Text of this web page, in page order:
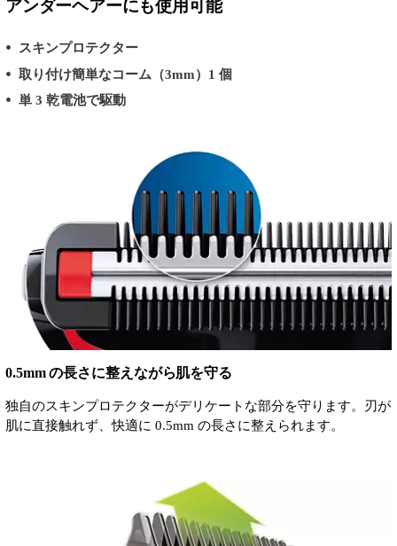
アンダーヘアーにも使用可能
スキンプロテクター
取り付け簡単なコーム（3mm）1 個
単 3 乾電池で駆動
0.5mm の長さに整えながら肌を守る
独自のスキンプロテクターがデリケートな部分を守ります。刃が
肌に直接触れず、快適に 0.5mm の長さに整えられます。